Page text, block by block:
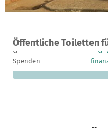
Öffentliche Toiletten
Ein Projekt in Niamey, Niger
0
Spenden
0